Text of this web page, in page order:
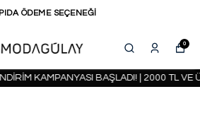
ÖDEME SEÇENEĞİ
0
KAMPANYASI BAŞLADI! | 2000 TL VE